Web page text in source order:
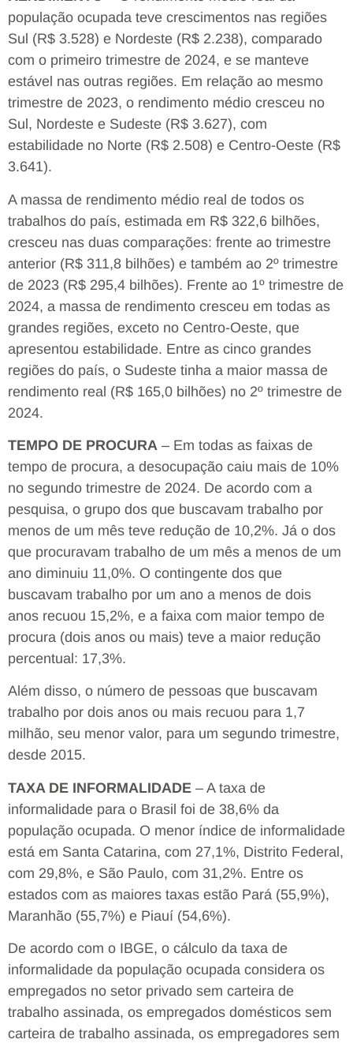
população ocupada teve crescimentos nas regiões
Sul (R$ 3.528) e Nordeste (R$ 2.238), comparado
com o primeiro trimestre de 2024, e se manteve
estável nas outras regiões. Em relação ao mesmo
trimestre de 2023, o rendimento médio cresceu no
Sul, Nordeste e Sudeste (R$ 3.627), com
estabilidade no Norte (R$ 2.508) e Centro-Oeste (R$
3.641).
A massa de rendimento médio real de todos os
trabalhos do país, estimada em R$ 322,6 bilhões,
cresceu nas duas comparações: frente ao trimestre
anterior (R$ 311,8 bilhões) e também ao 2º trimestre
de 2023 (R$ 295,4 bilhões). Frente ao 1º trimestre de
2024, a massa de rendimento cresceu em todas as
grandes regiões, exceto no Centro-Oeste, que
apresentou estabilidade. Entre as cinco grandes
regiões do país, o Sudeste tinha a maior massa de
rendimento real (R$ 165,0 bilhões) no 2º trimestre de
2024.
TEMPO DE PROCURA – Em todas as faixas de
tempo de procura, a desocupação caiu mais de 10%
no segundo trimestre de 2024. De acordo com a
pesquisa, o grupo dos que buscavam trabalho por
menos de um mês teve redução de 10,2%. Já o dos
que procuravam trabalho de um mês a menos de um
ano diminuiu 11,0%. O contingente dos que
buscavam trabalho por um ano a menos de dois
anos recuou 15,2%, e a faixa com maior tempo de
procura (dois anos ou mais) teve a maior redução
percentual: 17,3%.
Além disso, o número de pessoas que buscavam
trabalho por dois anos ou mais recuou para 1,7
milhão, seu menor valor, para um segundo trimestre,
desde 2015.
TAXA DE INFORMALIDADE – A taxa de
informalidade para o Brasil foi de 38,6% da
população ocupada. O menor índice de informalidade
está em Santa Catarina, com 27,1%, Distrito Federal,
com 29,8%, e São Paulo, com 31,2%. Entre os
estados com as maiores taxas estão Pará (55,9%),
Maranhão (55,7%) e Piauí (54,6%).
De acordo com o IBGE, o cálculo da taxa de
informalidade da população ocupada considera os
empregados no setor privado sem carteira de
trabalho assinada, os empregados domésticos sem
carteira de trabalho assinada, os empregadores sem